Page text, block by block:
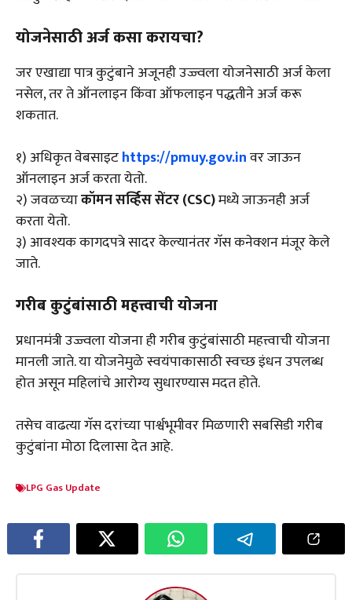
योजनेसाठी अर्ज कसा करायचा?
जर एखाद्या पात्र कुटुंबाने अजूनही उज्ज्वला योजनेसाठी अर्ज केला
नसेल, तर ते ऑनलाइन किंवा ऑफलाइन पद्धतीने अर्ज करू
शकतात.
१) अधिकृत वेबसाइटhttps://pmuy.gov.inवर जाऊन
ऑनलाइन अर्ज करता येतो.
२) जवळच्याकॉमन सर्व्हिस सेंटर (CSC)मध्ये जाऊनही अर्ज
करता येतो.
३) आवश्यक कागदपत्रे सादर केल्यानंतर गॅस कनेक्शन मंजूर केले
जाते.
गरीब कुटुंबांसाठी महत्त्वाची योजना
प्रधानमंत्री उज्ज्वला योजना ही गरीब कुटुंबांसाठी महत्त्वाची योजना
मानली जाते. या योजनेमुळे स्वयंपाकासाठी स्वच्छ इंधन उपलब्ध
होत असून महिलांचे आरोग्य सुधारण्यास मदत होते.
तसेच वाढत्या गॅस दरांच्या पार्श्वभूमीवर मिळणारी सबसिडी गरीब
कुटुंबांना मोठा दिलासा देत आहे.
LPG Gas Update